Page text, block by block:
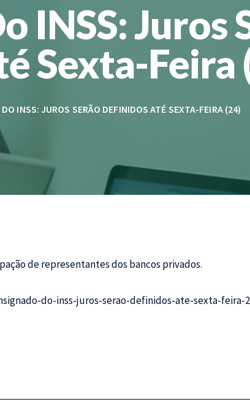
INSS: Juros
Sexta-Feira
INSS: JUROS SERÃO DEFINIDOS ATÉ SEXTA-FEIRA (24)
de representantes dos bancos privados.
do-inss-juros-serao-definidos-ate-sexta-feira-